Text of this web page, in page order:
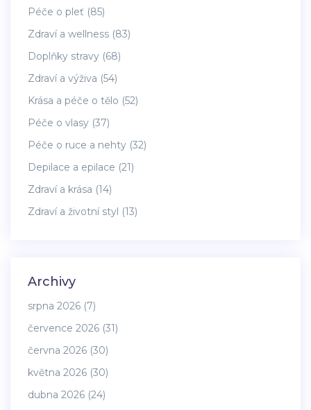
Péče o pleť (85)
Zdraví a wellness (83)
Doplňky stravy (68)
Zdraví a výživa (54)
Krása a péče o tělo (52)
Péče o vlasy (37)
Péče o ruce a nehty (32)
Depilace a epilace (21)
Zdraví a krása (14)
Zdraví a životní styl (13)
Archivy
srpna 2026 (7)
července 2026 (31)
června 2026 (30)
května 2026 (30)
dubna 2026 (24)